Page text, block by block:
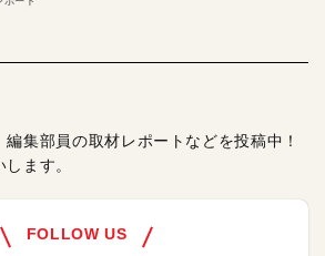
集部員の取材レポートなどを投稿中！
ます。
FOLLOW US